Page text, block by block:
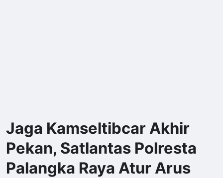
Jaga Kamseltibcar Akhir
Pekan, Satlantas Polresta
Palangka Raya Atur Arus